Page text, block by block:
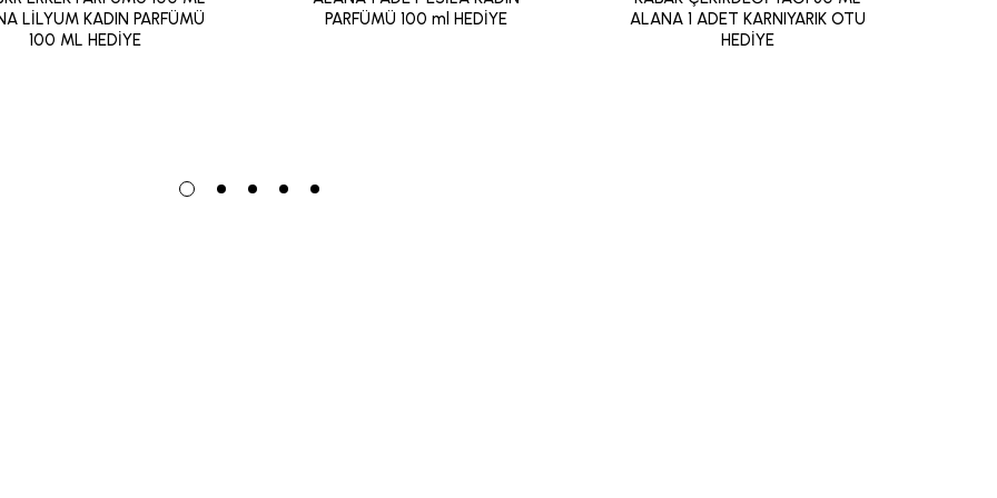
LİLYUM KADIN PARFÜMÜ
100 ML HEDİYE
PARFÜMÜ 100 ml HEDİYE
ALANA 1 ADET KARNIYARIK OTU
HEDİYE